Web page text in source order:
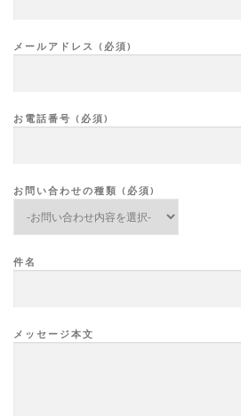
メールアドレス (必須)
お電話番号 (必須)
お問い合わせの種類 (必須)
件名
メッセージ本文